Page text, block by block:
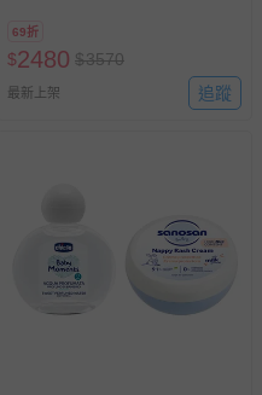
69折
$2480 $3570
最新上架 追蹤